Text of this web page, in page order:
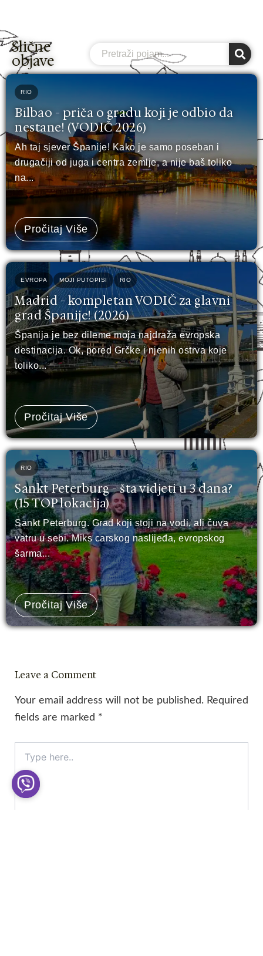
Slične
objave
Search
RIO
Bilbao - priča o gradu koji je odbio da
nestane! (VODIČ 2026)
Ah taj sjever Španije! Kako je samo poseban i
drugačiji od juga i centra zemlje, a nije baš toliko
na...
Pročitaj Više
EVROPA MOJI PUTOPISI RIO
Madrid - kompletan VODIČ za glavni
grad Španije! (2026)
Španija je bez dileme moja najdraža evropska
destinacija. Ok, pored Grčke i njenih ostrva koje
toliko...
Pročitaj Više
RIO
Sankt Peterburg - šta vidjeti u 3 dana?
(15 TOP lokacija)
Sankt Peterburg. Grad koji stoji na vodi, ali čuva
vatru u sebi. Miks carskog naslijeđa, evropskog
šarma...
Pročitaj Više
Leave a Comment
Your email address will not be published. Required
fields are marked *
here..